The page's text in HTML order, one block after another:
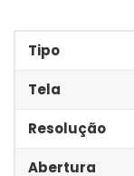
Tipo
Tela
Resolução
Abertura